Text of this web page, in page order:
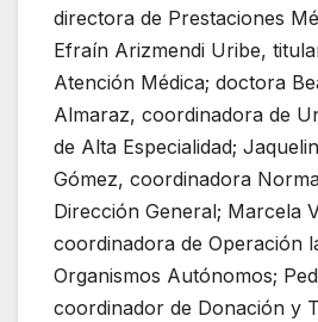
directora de Prestaciones
Efraín Arizmendi Uribe,
Atención Médica; doctora
Almaraz, coordinadora de
de Alta Especialidad;
Gómez, coordinadora
Dirección General; Marcela
coordinadora de Operación
Organismos Autónomos;
coordinador de Donación y